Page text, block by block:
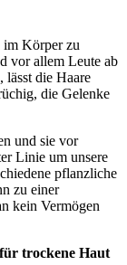
im Körper zu
vor allem Leute ab
lässt die Haare
die Gelenke
und sie vor
Linie um unsere
pflanzliche
zu einer
kein Vermögen
trockene Haut